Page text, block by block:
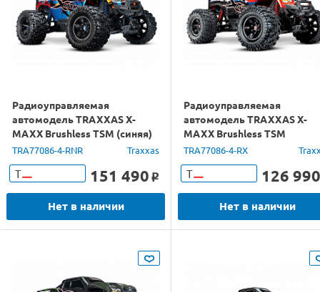
Радиоуправляемая
автомодель TRAXXAS X-
MAXX Brushless TSM (синяя)
4WD 2.4G 1/5 (без ЗУ и акб)
TRA77086-4-RNR Traxxas
Т 151 490 o
Нет в наличии
Радиоуправляемая
автомодель TRAXXAS X-
MAXX Brushless TSM
(красная) 4WD 2.4G 1/5 (без
ЗУ и акб)
TRA77086-4-RX
Т 126 990
Нет в наличии